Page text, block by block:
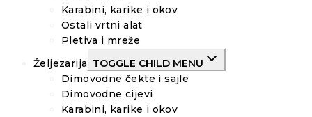
Karabini, karike i okov
Ostali vrtni alat
Pletiva i mreže
Željezarija TOGGLE CHILD MENU
Dimovodne čekte i sajle
Dimovodne cijevi
Karabini, karike i okov